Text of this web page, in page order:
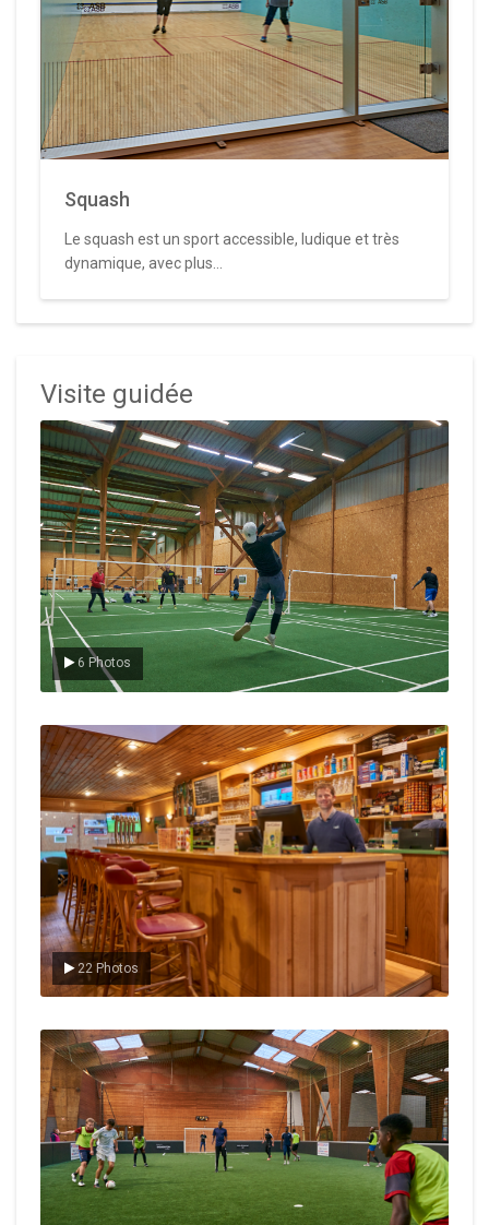
Squash
Le squash est un sport accessible, ludique et très
dynamique, avec plus...
Visite guidée
6 Photos
Le badminton
22 Photos
Le Club
Le foot en salle